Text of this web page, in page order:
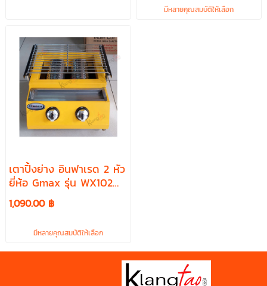
มีหลายคุณสมบัติให้เลือก
เตาปิ้งย่าง อินฟาเรด 2 หัว
ยี่ห้อ Gmax รุ่น WX102
ตะแกรงปิ้ง สามารถปรับ
ระดับสูง-ต่ำได้
1,090.00 ฿
มีหลายคุณสมบัติให้เลือก